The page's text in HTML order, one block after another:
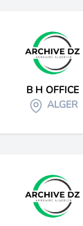
B H OFFICE
ALGER